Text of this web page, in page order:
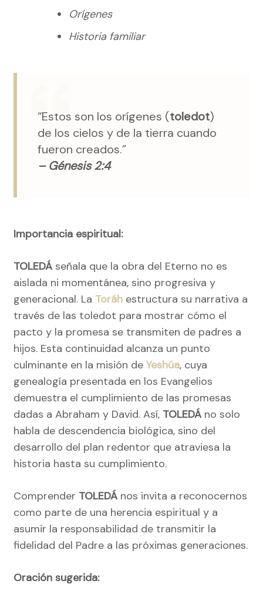
Orígenes
Historia familiar
“Estos son los orígenes (toledot)
de los cielos y de la tierra cuando
fueron creados.”
– Génesis 2:4
Importancia espiritual:
TOLEDÁ señala que la obra del Eterno no es
aislada ni momentánea, sino progresiva y
generacional. La Toráh estructura su narrativa a
través de las toledot para mostrar cómo el
pacto y la promesa se transmiten de padres a
hijos. Esta continuidad alcanza un punto
culminante en la misión de Yeshúa, cuya
genealogía presentada en los Evangelios
demuestra el cumplimiento de las promesas
dadas a Abraham y David. Así, TOLEDÁ no solo
habla de descendencia biológica, sino del
desarrollo del plan redentor que atraviesa la
historia hasta su cumplimiento.
Comprender TOLEDÁ nos invita a reconocernos
como parte de una herencia espiritual y a
asumir la responsabilidad de transmitir la
fidelidad del Padre a las próximas generaciones.
Oración sugerida: